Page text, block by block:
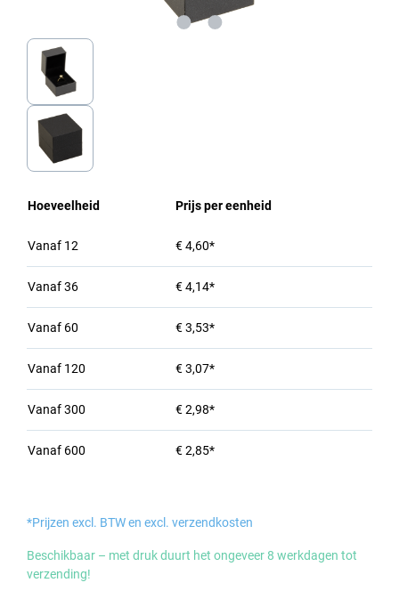
Hoeveelheid Prijs per eenheid
Vanaf 12 € 4,60*
Vanaf36 € 4,14*
Vanaf 60 € 3,53*
Vanaf 120 € 3,07*
Vanaf300 € 2,98*
Vanaf 600 € 2,85*
*Prijzen excl. BTW en excl. verzendkosten
Beschikbaar – met druk duurt het ongeveer 8 werkdagen tot
verzending!